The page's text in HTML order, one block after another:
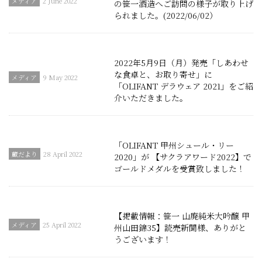
の笹一酒造へご訪問の様子が取り上げ
られました。(2022/06/02）
9 May 2022
2022年5月9日（月）発売「しあわせ
な食卓と、お取り寄せ」に
「OLIFANT デラウェア 2021」をご紹
介いただきました。
28 April 2022
「OLIFANT 甲州シュール・リー
2020」が 【サクラアワード2022】で
ゴールドメダルを受賞致しました！
25 April 2022
【掲載情報：笹一 山廃純米大吟醸 甲
州山田錦35】読売新聞様、ありがと
うございます！